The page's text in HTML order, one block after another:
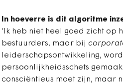
In hoeverre is dit algoritme
‘Ik heb niet heel goed zicht
bestuurders, maar bij
leiderschapsontwikkeling,
persoonlijkheidsschets
consciëntieus moet zijn, maar